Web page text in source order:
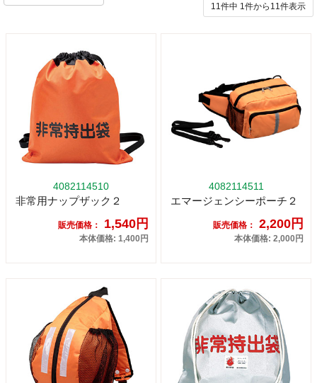
11件中 1件から 11件表示
4082114510
非常用ナップザック２
販売価格： 1,540円
本体価格: 1,400円
4082114511
エマージェンシーポーチ２
販売価格： 2,200円
本体価格: 2,000円